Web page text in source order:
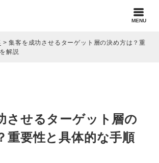
MENU
>集客を成功させるターゲット層の決め方は？重
解説
させるターゲット層の
重要性と具体的な手順